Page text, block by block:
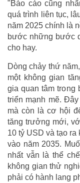
"Báo cáo cũng
quá trình liên tục,
năm 2025 chính là
bước những bước
cho hay.
Dòng chảy thứ
một không gian
gia quan tâm trong
triển mạnh mẽ.
mà còn là cơ hội
tăng trưởng mới,
10 tỷ USD và tạo
vào năm 2035.
nhất vẫn là thể
không gian thử
phải có hành lang